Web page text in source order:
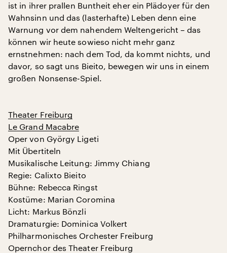
ist in ihrer prallen Buntheit eher ein Plädoyer für den
Wahnsinn und das (lasterhafte) Leben denn eine
Warnung vor dem nahendem Weltengericht – das
können wir heute sowieso nicht mehr ganz
ernstnehmen: nach dem Tod, da kommt nichts, und
davor, so sagt uns Bieito, bewegen wir uns in einem
großen Nonsense-Spiel.
Theater Freiburg
Le Grand Macabre
Oper von György Ligeti
Mit Übertiteln
Musikalische Leitung: Jimmy Chiang
Regie: Calixto Bieito
Bühne: Rebecca Ringst
Kostüme: Marian Coromina
Licht: Markus Bönzli
Dramaturgie: Dominica Volkert
Philharmonisches Orchester Freiburg
Opernchor des Theater Freiburg